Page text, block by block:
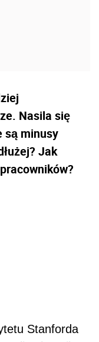
Nasila się
są minusy
Jak
Stanforda